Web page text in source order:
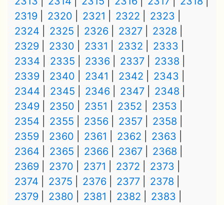
2319
2320 2321 2322
2323
2324
2325 2326 2327
2328
2329
2330 2331 2332
2333
2334
2335 2336 2337
2338
2339
2340 2341 2342
2343
2344
2345 2346 2347
2348
2349
2350 2351 2352
2353
2354
2355 2356 2357
2358
2359
2360 2361 2362
2363
2364
2365 2366 2367
2368
2369
2370 2371 2372
2373
2374
2375 2376 2377
2378
2379
2380 2381 2382
2383